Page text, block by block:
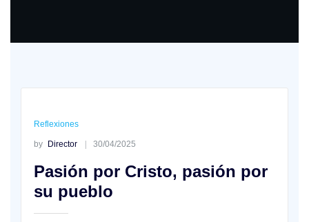
Reflexiones
by Director 30/04/2025
Pasión por Cristo, pasión por
su pueblo